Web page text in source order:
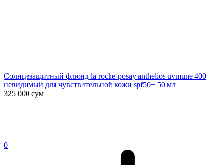
Солнцезащитный флюид la roche-posay anthelios uvmune 400
невидимый для чувствительной кожи spf50+ 50 мл
325 000 сум
0